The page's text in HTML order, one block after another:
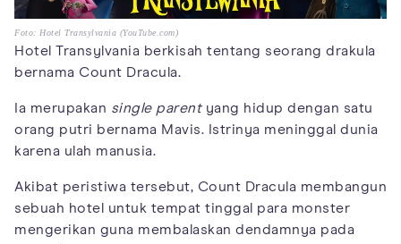
Foto: Hotel Transylvania (YouTube.com)
Hotel Transylvania berkisah tentang seorang drakula
bernama Count Dracula.
Ia merupakan single parentyang hidup dengan satu
orang putri bernama Mavis. Istrinya meninggal dunia
karena ulah manusia.
Akibat peristiwa tersebut, Count Dracula membangun
sebuah hotel untuk tempat tinggal para monster
mengerikan guna membalaskan dendamnya pada